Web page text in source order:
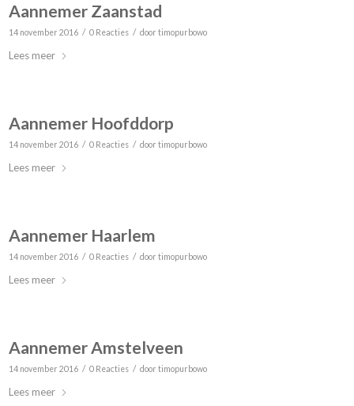
Aannemer Zaanstad
14 november 2016 / 0 Reacties / doortimopurbowo
Lees meer
Aannemer Hoofddorp
14 november 2016 / 0 Reacties / doortimopurbowo
Lees meer
Aannemer Haarlem
14 november 2016 / 0 Reacties / doortimopurbowo
Lees meer
Aannemer Amstelveen
14 november 2016 / 0 Reacties / doortimopurbowo
Lees meer